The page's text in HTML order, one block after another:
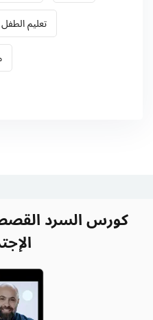
تعليم الطفل
كورس السرد